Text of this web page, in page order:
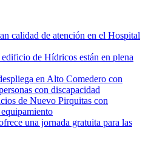
calidad de atención en el Hospital
de Hídricos están en plena
en Alto Comedero con
con discapacidad
de Nuevo Pirquitas con
una jornada gratuita para las